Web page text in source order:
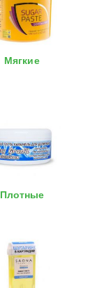
Мягкие
Плотные